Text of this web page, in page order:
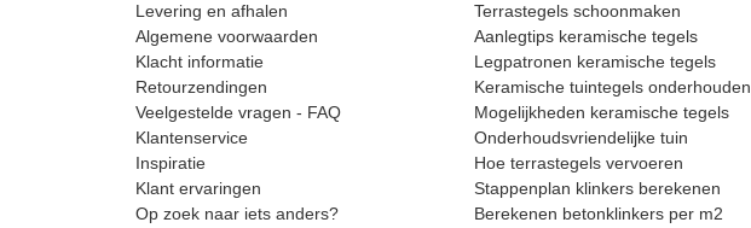
Levering en afhalen
Algemene voorwaarden
Klacht informatie
Retourzendingen
Veelgestelde vragen - FAQ
Klantenservice
Inspiratie
Klant ervaringen
Op zoek naar iets anders?
Terrastegels schoonmaken
Aanlegtips keramische tegels
Legpatronen keramische tegels
Keramische tuintegels onderhouden
Mogelijkheden keramische tegels
Onderhoudsvriendelijke tuin
Hoe terrastegels vervoeren
Stappenplan klinkers berekenen
Berekenen betonklinkers per m2